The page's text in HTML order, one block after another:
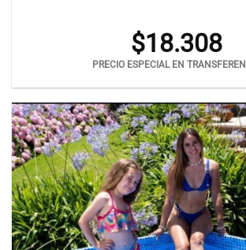
$18.308
PRECIO ESPECIAL EN